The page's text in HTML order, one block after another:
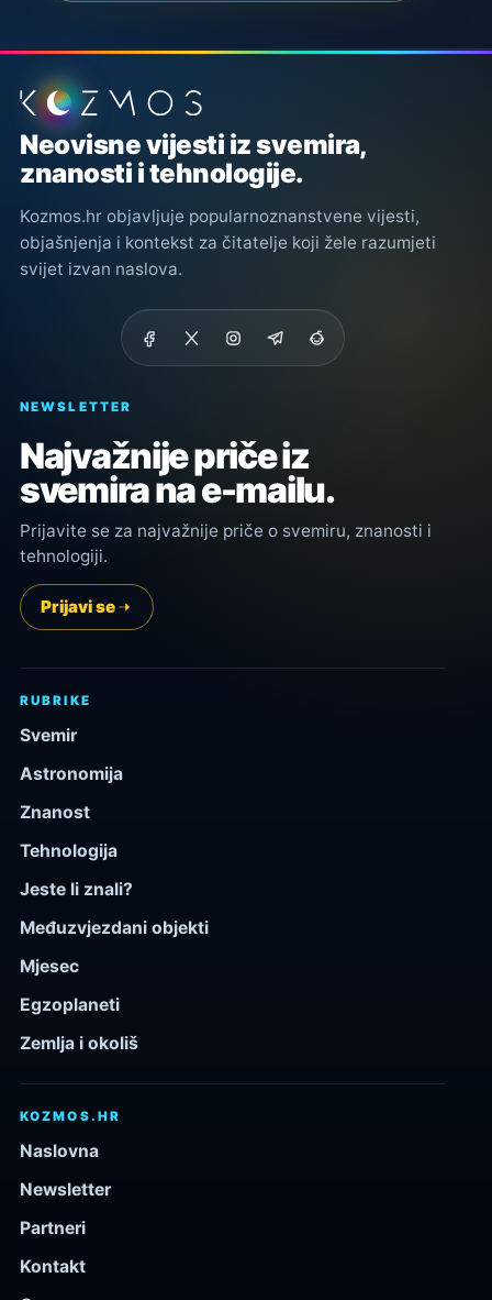
Podnožje stranice
Neovisne vijesti iz svemira,
znanosti i tehnologije.
Kozmos.hr objavljuje popularnoznanstvene vijesti,
objašnjenja i kontekst za čitatelje koji žele razumjeti
svijet izvan naslova.
NEWSLETTER
Najvažnije priče iz
svemira na e-mailu.
Prijavite se za najvažnije priče o svemiru, znanosti i
tehnologiji.
Prijavi se
RUBRIKE
Svemir
Astronomija
Znanost
Tehnologija
Jeste li znali?
Međuzvjezdani objekti
Mjesec
Egzoplaneti
Zemlja i okoliš
KOZMOS.HR
Naslovna
Newsletter
Partneri
Kontakt